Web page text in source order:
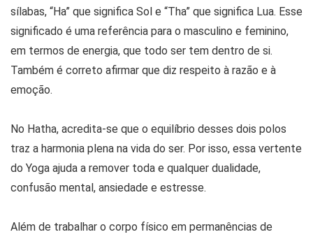
sílabas, “Ha” que significa Sol e “Tha” que significa Lua. Esse
significado é uma referência para o masculino e feminino,
em termos de energia, que todo ser tem dentro de si.
Também é correto afirmar que diz respeito à razão e à
emoção.
No Hatha, acredita-se que o equilíbrio desses dois polos
traz a harmonia plena na vida do ser. Por isso, essa vertente
do Yoga ajuda a remover toda e qualquer dualidade,
confusão mental, ansiedade e estresse.
Além de trabalhar o corpo físico em permanências de